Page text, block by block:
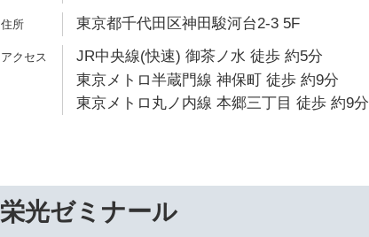
東京都千代田区神田駿河台2-3 5F
JR中央線(快速) 御茶ノ水 徒歩 約5分
東京メトロ半蔵門線 神保町 徒歩 約9分
東京メトロ丸ノ内線 本郷三丁目 徒歩 約9分
栄光ゼミナール